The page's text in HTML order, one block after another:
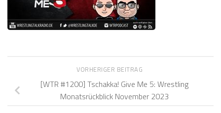
VORHERIGER BEITRAG
[WTR #1200] Tschakka! Give Me 5: Wrestling
Monatsrückblick November 2023